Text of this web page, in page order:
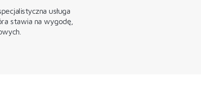
usługa
stawia na wygodę,